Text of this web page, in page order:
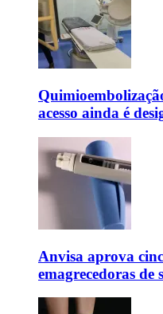
acesso ainda é
Anvisa aprova
emagrecedoras de